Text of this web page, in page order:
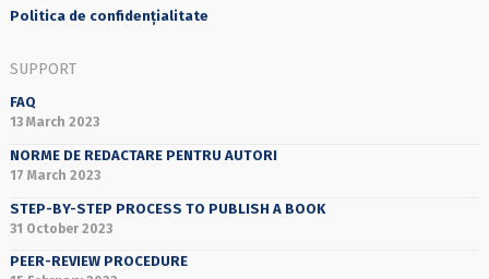
Politica de confidențialitate
SUPPORT
FAQ
13 March 2023
NORME DE REDACTARE PENTRU AUTORI
17 March 2023
STEP-BY-STEP PROCESS TO PUBLISH A BOOK
31 October 2023
PEER-REVIEW PROCEDURE